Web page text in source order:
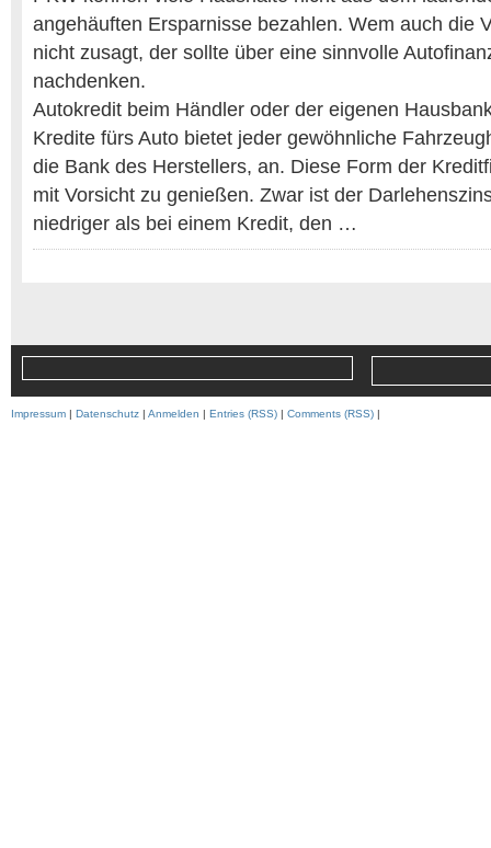
angehäuften Ersparnisse bezahlen. Wem auch die
nicht zusagt, der sollte über eine sinnvolle
nachdenken.
Autokredit beim Händler oder der eigenen
Kredite fürs Auto bietet jeder gewöhnliche
die Bank des Herstellers, an. Diese Form der
mit Vorsicht zu genießen. Zwar ist der
niedriger als bei einem Kredit, den …
Impressum | Datenschutz | Anmelden | Entries (RSS) | Comments (RSS) |